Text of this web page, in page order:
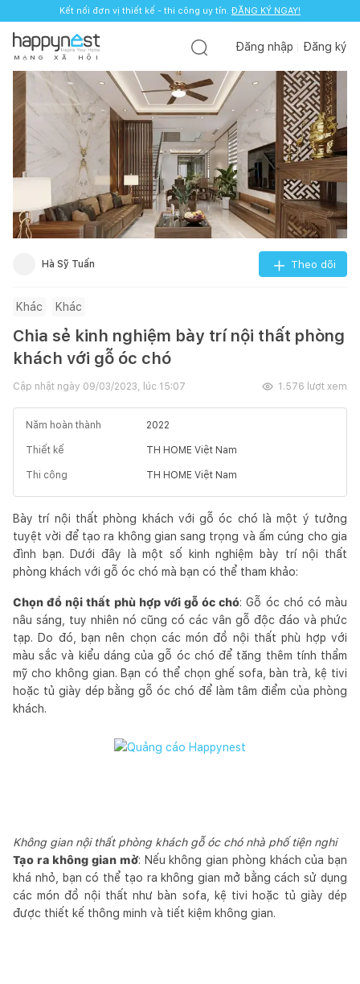
Kết nối đơn vị thiết kế - thi công uy tín. ĐĂNG KÝ NGAY!
M Ạ N G X Ã H Ộ I
Đăng nhập Đăng ký
Hà Sỹ Tuấn Theo dõi
Khác Khác
Chia sẻ kinh nghiệm bày trí nội thất phòng
khách với gỗ óc chó
Cập nhật ngày 09/03/2023, lúc 15:07 1.576 lượt xem
Năm hoàn thành 2022
Thiết kế TH HOME Việt Nam
Thi công TH HOME Việt Nam
Bày trí nội thất phòng khách với gỗ óc chó là một ý tưởng
tuyệt vời để tạo ra không gian sang trọng và ấm cúng cho gia
đình bạn. Dưới đây là một số kinh nghiệm bày trí nội thất
phòng khách với gỗ óc chó mà bạn có thể tham khảo:
Chọn đồ nội thất phù hợp với gỗ óc chó: Gỗ óc chó có màu
nâu sáng, tuy nhiên nó cũng có các vân gỗ độc đáo và phức
tạp. Do đó, bạn nên chọn các món đồ nội thất phù hợp với
màu sắc và kiểu dáng của gỗ óc chó để tăng thêm tính thẩm
mỹ cho không gian. Bạn có thể chọn ghế sofa, bàn trà, kệ tivi
hoặc tủ giày dép bằng gỗ óc chó để làm tâm điểm của phòng
khách.
Không gian nội thất phòng khách gỗ óc chó nhà phố tiện nghi
Tạo ra không gian mở: Nếu không gian phòng khách của bạn
khá nhỏ, bạn có thể tạo ra không gian mở bằng cách sử dụng
các món đồ nội thất như bàn sofa, kệ tivi hoặc tủ giày dép
được thiết kế thông minh và tiết kiệm không gian.